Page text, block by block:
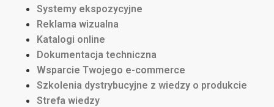
Systemy ekspozycyjne
Reklama wizualna
Katalogi online
Dokumentacja techniczna
Wsparcie Twojego e-commerce
Szkolenia dystrybucyjne z wiedzy o produkcie
Strefa wiedzy